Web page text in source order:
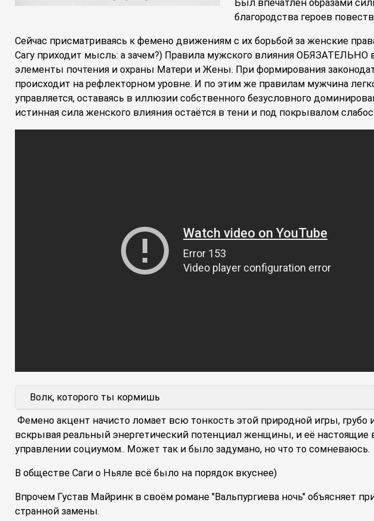
Был впечатлён образами
благородства героев
Сейчас присматриваясь к фемено движениям с их борьбой за женские
Сагу приходит мысль: а зачем?) Правила мужского влияния ОБЯЗАТЕЛЬНО
элементы почтения и охраны Матери и Жены. При формирования
происходит на рефлекторном уровне. И по этим же правилам мужчина
управляется, оставаясь в иллюзии собственного безусловного
истинная сила женского влияния остаётся в тени и под покрывалом
Волк, которого ты кормишь
Фемено акцент начисто ломает всю тонкость этой природной игры, грубо
вскрывая реальный энергетический потенциал женщины, и её настоящие
управлении социумом.. Может так и было задумано, но что то сомневаюсь.
В обществе Саги о Ньяле всё было на порядок вкуснее)
Впрочем Густав Майринк в своём романе "Вальпургиева ночь" объясняет
странной замены.